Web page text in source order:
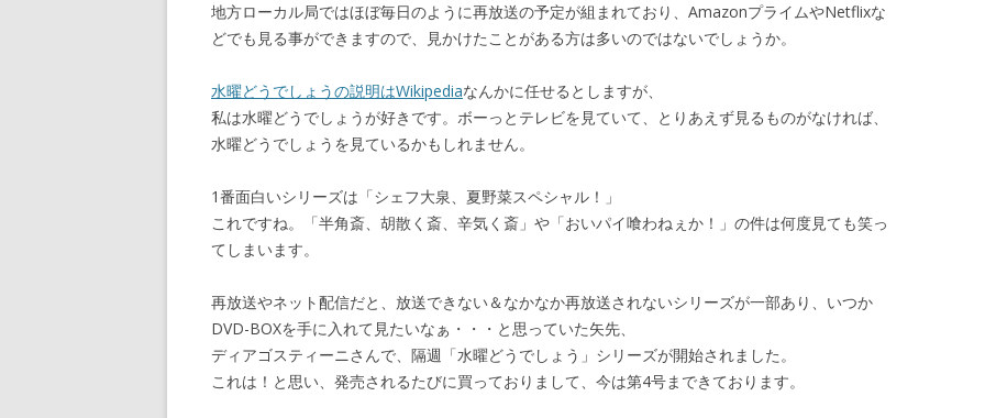
地方ローカル局ではほぼ毎日のように再放送の予定が組まれており、AmazonプライムやNetflixな
どでも見る事ができますので、見かけたことがある方は多いのではないでしょうか。
水曜どうでしょうの説明はWikipediaなんかに任せるとしますが、
私は水曜どうでしょうが好きです。ボーっとテレビを見ていて、とりあえず見るものがなければ、
水曜どうでしょうを見ているかもしれません。
1番面白いシリーズは「シェフ大泉、夏野菜スペシャル！」
これですね。「半角斎、胡散く斎、辛気く斎」や「おいパイ喰わねぇか！」の件は何度見ても笑っ
てしまいます。
再放送やネット配信だと、放送できない＆なかなか再放送されないシリーズが一部あり、いつか
DVD-BOXを手に入れて見たいなぁ・・・と思っていた矢先、
ディアゴスティーニさんで、隔週「水曜どうでしょう」シリーズが開始されました。
これは！と思い、発売されるたびに買っておりまして、今は第4号まできております。